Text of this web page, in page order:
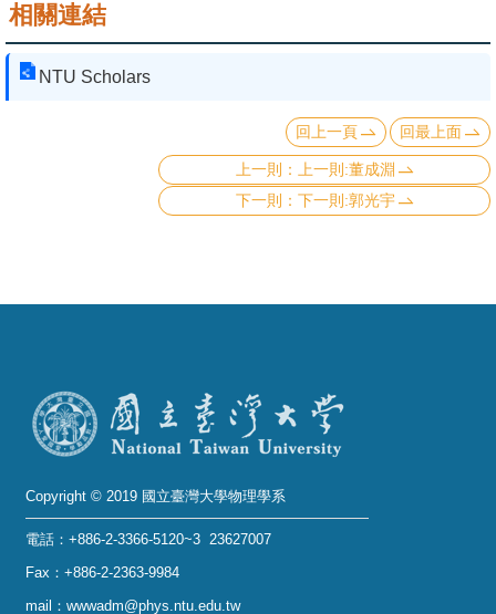
相關連結
NTU Scholars
回上一頁 回最上面
上一則:董成淵
下一則:郭光宇
Copyright © 2019 國立臺灣大學物理學系
電話：+886-2-3366-5120~3 23627007
Fax：+886-2-2363-9984
mail：wwwadm@phys.ntu.edu.tw